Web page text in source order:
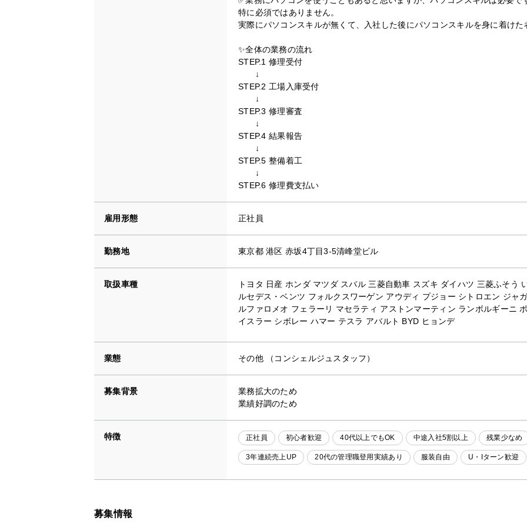
特に必須ではありません。
実際にパソコンスキルが無くて、入社した後にパソコンスキルを身に着けた
✨全体の業務の流れ
STEP.1 修理受付
↓
STEP.2 工場入庫受付
↓
STEP.3 修理審査
↓
STEP.4 結果報告
↓
STEP.5 整備着工
↓
STEP.6 修理費支払い
雇用形態 正社員
勤務地 東京都 港区 赤坂4丁目3-5清峰堂ビル
取扱車種
トヨタ 日産 ホンダ マツダ スバル 三菱自動車 スズキ ダイハツ 三菱ふそう
ルセデス・ベンツ フォルクスワーゲン アウディ プジョー シトロエン ジャ
ルファロメオ フェラーリ マセラティ アストンマーティン ランボルギーニ
イスラー シボレー ハマー テスラ アバルト BYD ヒョンデ
業態 その他 （コンシェルジュスタッフ）
募集背景
業務拡大のため
業績好調のため
特徴 正社員 初心者歓迎 40代以上でもOK 中途入社5割以上 残業少なめ
3年連続売上UP 20代の管理職登用実績あり 服装自由 U・Iターン歓迎
募集情報